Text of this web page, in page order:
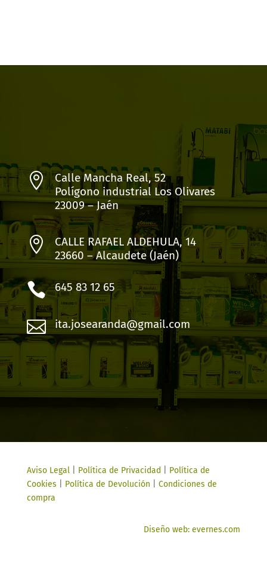

Calle Mancha Real, 52
Polígono industrial Los Olivares
23009 – Jaén

CALLE RAFAEL ALDEHULA, 14
23660 – Alcaudete (Jaén)
 645 83 12 65
 ita.josearanda@gmail.com
Aviso Legal| Política de Privacidad
Política de
Cookies
Política de Devolución
Condiciones de
compra
Diseño web: evernes.com